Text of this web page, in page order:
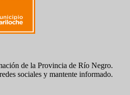
de la Provincia de Río Negro.
sociales y mantente informado.